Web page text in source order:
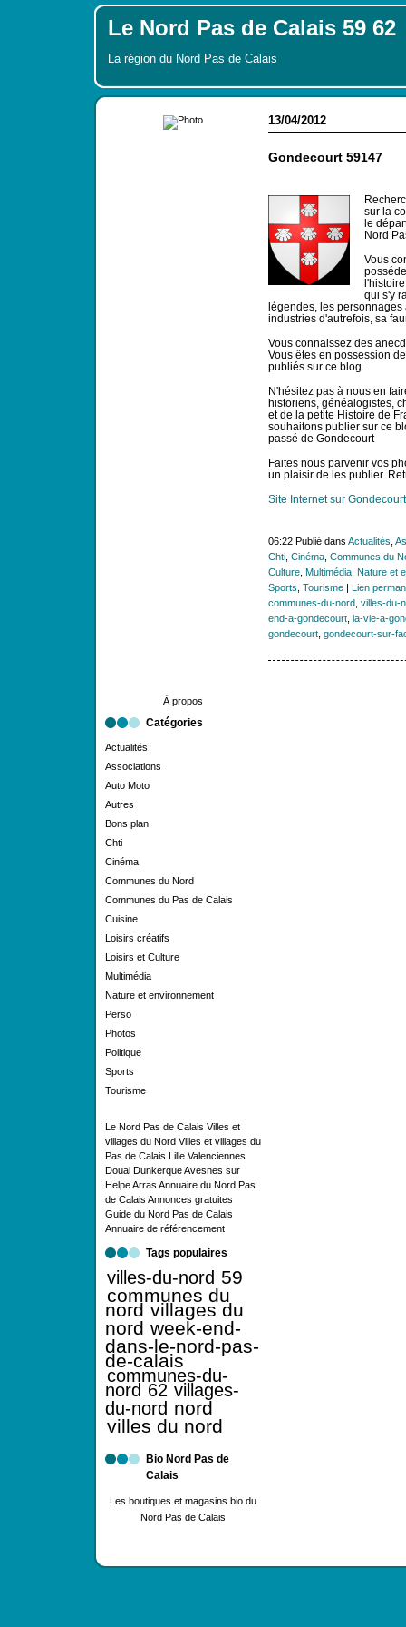
Le Nord Pas de Calais 59 62
La région du Nord Pas de Calais
À propos
Catégories
Actualités
Associations
Auto Moto
Autres
Bons plan
Chti
Cinéma
Communes du Nord
Communes du Pas de Calais
Cuisine
Loisirs créatifs
Loisirs et Culture
Multimédia
Nature et environnement
Perso
Photos
Politique
Sports
Tourisme
Le Nord Pas de Calais Villes et
villages du Nord Villes et villages du
Pas de Calais Lille Valenciennes
Douai Dunkerque Avesnes sur
Helpe Arras Annuaire du Nord Pas
de Calais Annonces gratuites
Guide du Nord Pas de Calais
Annuaire de référencement
Tags populaires
villes-du-nord 59
communes du
nord villages du
nord week-end-
dans-le-nord-pas-
de-calais
communes-du-
nord 62 villages-
du-nord nord
villes du nord
Bio Nord Pas de
Calais
Les boutiques et magasins bio du
Nord Pas de Calais
13/04/2012
Gondecourt 59147
sur la
le
Nord
Vous
qui s'y
légendes, les personnages
industries d'autrefois, sa
Vous connaissez des
Vous êtes en possession
publiés sur ce blog.
N'hésitez pas à nous en
historiens, généalogistes,
et de la petite Histoire de
souhaitons publier sur ce
passé de Gondecourt
Faites nous parvenir vos
un plaisir de les publier.
Site Internet sur Gondecourt
06:22 Publié dans Actualités
Chti, Cinéma, Communes du
Culture, Multimédia, Nature et
Sports Tourisme| Lien
communes-du-nord, villes-du-
end-a-gondecourt, la-vie-a-
gondecourt, gondecourt-sur-